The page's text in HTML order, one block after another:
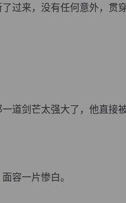
来，没有任何意外，贯
剑芒太强大了，他直接
容一片惨白。